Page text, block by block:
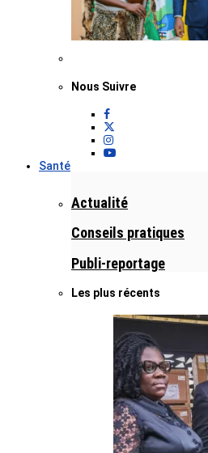
Nous Suivre
Santé
Actualité
Conseils pratiques
Publi-reportage
Les plus récents